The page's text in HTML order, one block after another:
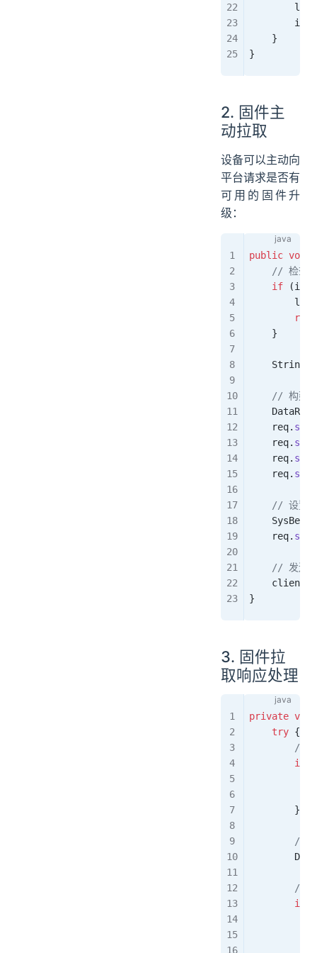
        log
    }
}
2. 固件主
动拉取
设备可以主动向
平台请求是否有
可用的固件升
级：
public void
// 检查
    if
(
        log
    }
    String
// 构建
    DataReq
    req
.
    req
.
    req
.
    req
.
// 设置
    SysBean
    req
.
// 发送
    client
}
3. 固件拉
取响应处理
private void
    try
{
//
        if
        }
//
//
        if